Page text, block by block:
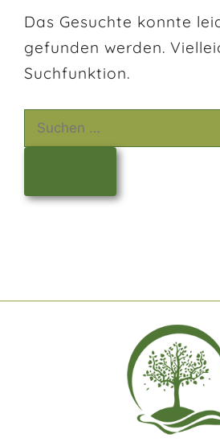
Das Gesuchte konnte
gefunden werden.
Suchfunktion.